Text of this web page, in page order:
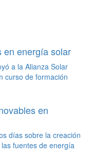
en energía solar
a la Alianza Solar
curso de formación
en
días sobre la creación
fuentes de energía